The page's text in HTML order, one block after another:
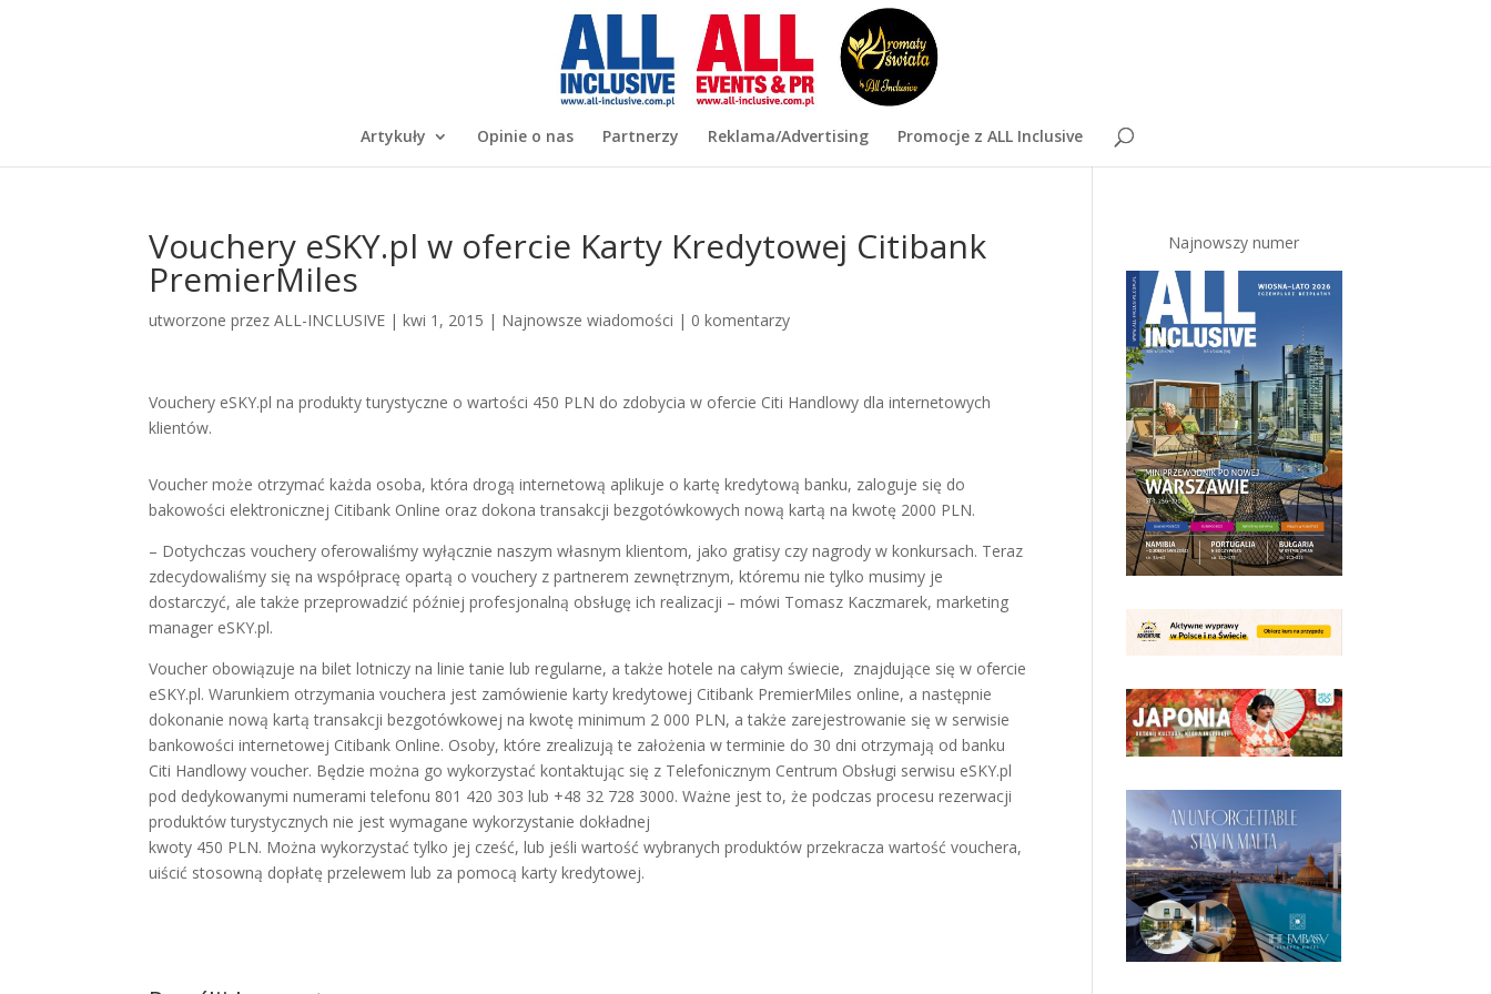
Artykuły Opinie o nas Partnerzy Reklama/Advertising Promocje z ALL Inclusive
Vouchery eSKY.pl w ofercie Karty Kredytowej Citibank
PremierMiles
utworzone przezALL-INCLUSIVE |kwi 1, 2015 | Najnowsze wiadomości | 0 komentarzy
Vouchery eSKY.pl na produkty turystyczne o wartości 450 PLN do zdobycia w ofercie Citi Handlowy dla internetowych
klientów.
Voucher może otrzymać każda osoba, która drogą internetową aplikuje o kartę kredytową banku, zaloguje się do
bakowości elektronicznej Citibank Online oraz dokona transakcji bezgotówkowych nową kartą na kwotę 2000 PLN.
– Dotychczas vouchery oferowaliśmy wyłącznie naszym własnym klientom, jako gratisy czy nagrody w konkursach. Teraz
zdecydowaliśmy się na współpracę opartą o vouchery z partnerem zewnętrznym, któremu nie tylko musimy je
dostarczyć, ale także przeprowadzić później profesjonalną obsługę ich realizacji – mówi Tomasz Kaczmarek, marketing
manager eSKY.pl.
Voucher obowiązuje na bilet lotniczy na linie tanie lub regularne, a także hotele na całym świecie, znajdujące się w ofercie
eSKY.pl. Warunkiem otrzymania vouchera jest zamówienie karty kredytowej Citibank PremierMiles online, a następnie
dokonanie nową kartą transakcji bezgotówkowej na kwotę minimum 2 000 PLN, a także zarejestrowanie się w serwisie
bankowości internetowej Citibank Online. Osoby, które zrealizują te założenia w terminie do 30 dni otrzymają od banku
Citi Handlowy voucher. Będzie można go wykorzystać kontaktując się z Telefonicznym Centrum Obsługi serwisu eSKY.pl
pod dedykowanymi numerami telefonu 801 420 303 lub +48 32 728 3000. Ważne jest to, że podczas procesu rezerwacji
produktów turystycznych nie jest wymagane wykorzystanie dokładnej
kwoty 450 PLN. Można wykorzystać tylko jej cześć, lub jeśli wartość wybranych produktów przekracza wartość vouchera,
uiścić stosowną dopłatę przelewem lub za pomocą karty kredytowej.
Najnowszy numer